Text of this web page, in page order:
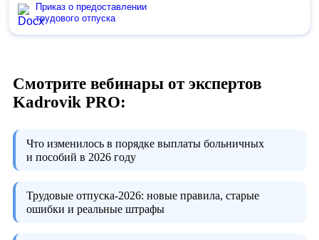
Приказ о предоставлении
трудового отпуска
Смотрите вебинары от экспертов
Kadrovik PRO:
Что изменилось в порядке выплаты больничных
и пособий в 2026 году
Трудовые отпуска-2026: новые правила, старые
ошибки и реальные штрафы